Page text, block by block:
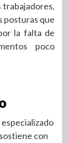
trabajadores,
posturas que
la falta de
poco
con